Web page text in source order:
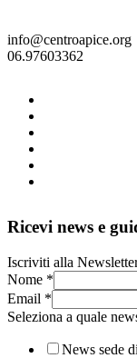
info@centroapice.org
06.97603362
Ricevi news e
Iscriviti alla
Nome *
Email *
Seleziona a quale
News sede